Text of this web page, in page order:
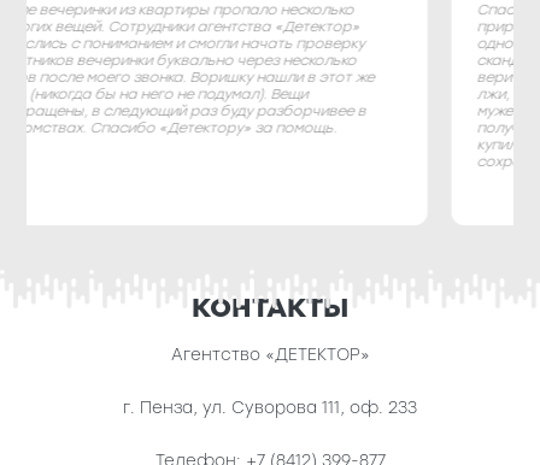
Спасибо эксперту Артему из «Детектора». Мой муж
приревновал меня из-за безобидной переписки в чате
одноклассников. Начались постоянные ссоры и
скандалы, семья рушилась. Муж сказал, что мне не
верит, я предложила проверить меня на детекторе
лжи, он согласился. Полиграфолог Андреем вместе с
мужем составили вопросы. На следующий день после
получения результатов мужа как будто подменили –
КОНТАКТЫ
Агентство «ДЕТЕКТОР»
г. Пенза ул. Суворова 111, оф. 233
Телефон: +7 (8412) 399-877